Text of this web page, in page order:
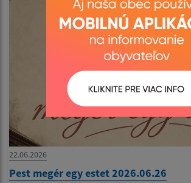
22.06.2026
Pest megér egy estet 2026.06.26